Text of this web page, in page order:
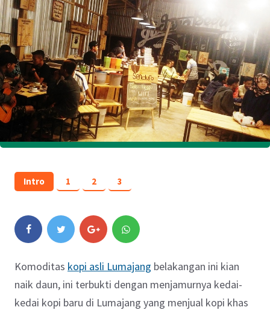
Intro 1 2 3
Komoditas kopi asli Lumajang belakangan ini kian
naik daun, ini terbukti dengan menjamurnya kedai-
kedai kopi baru di Lumajang yang menjual kopi khas